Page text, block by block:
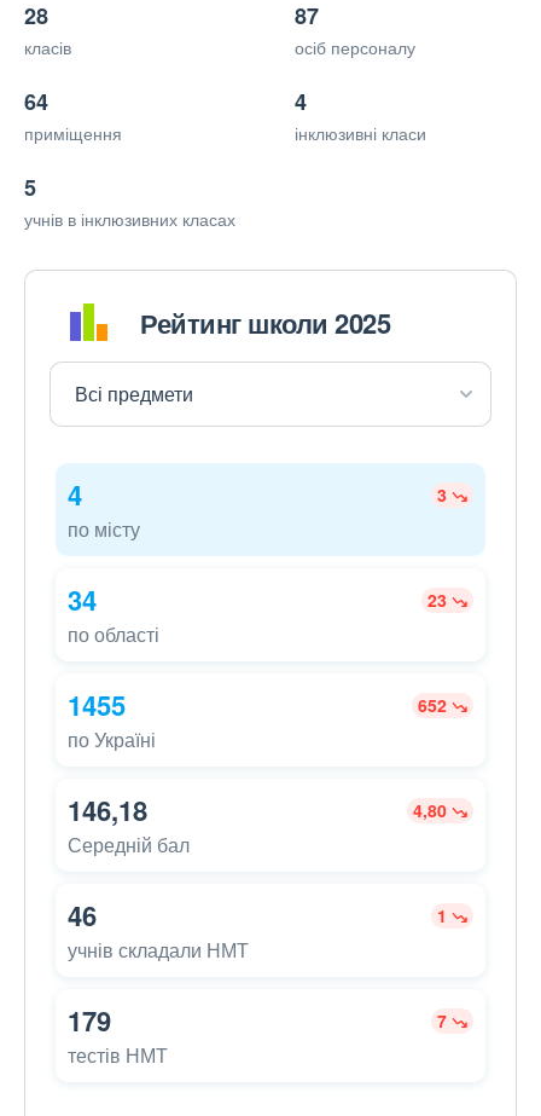
28
класів
87
осіб персоналу
64
приміщення
4
інклюзивні класи
5
учнів в інклюзивних класах
Рейтинг школи 2025
4 3
по місту
34 23
по області
1455 652
по Україні
146,18 4,80
Середній бал
46 1
учнів складали НМТ
179 7
тестів НМТ